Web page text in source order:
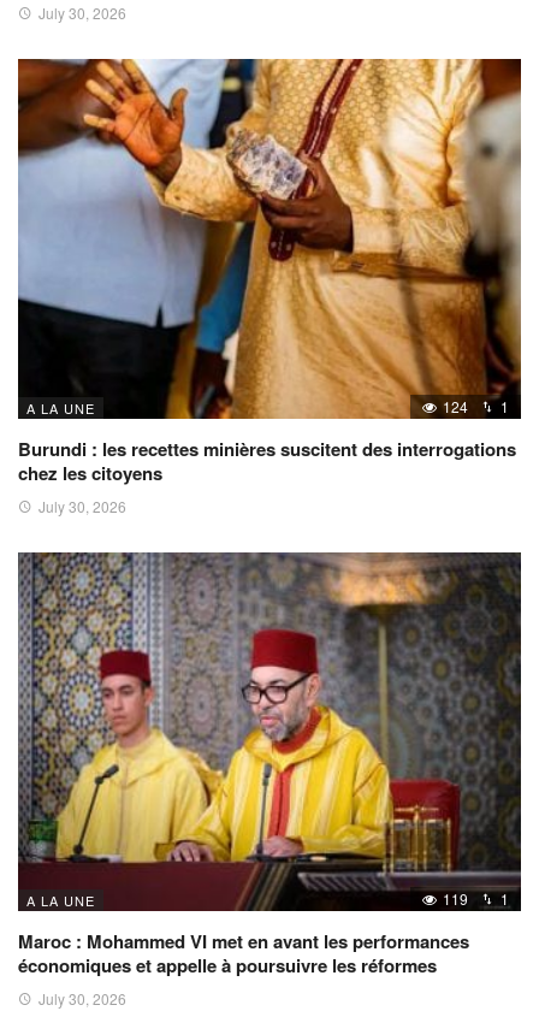
July 30, 2026
A LA UNE 124 1
Burundi : les recettes minières suscitent des interrogations
chez les citoyens
July 30, 2026
A LA UNE 119 1
Maroc : Mohammed VI met en avant les performances
économiques et appelle à poursuivre les réformes
July 30, 2026